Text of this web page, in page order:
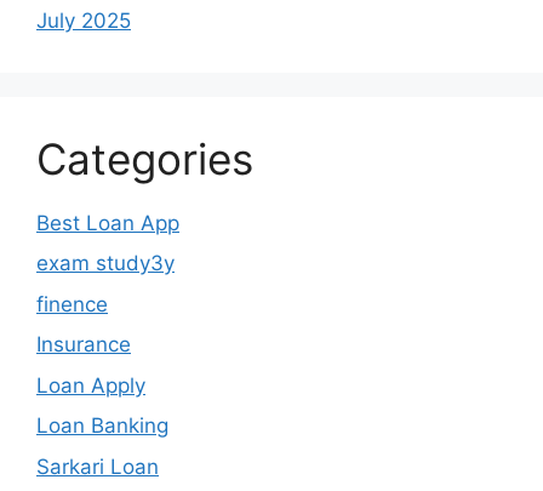
July 2025
Categories
Best Loan App
exam study3y
finence
Insurance
Loan Apply
Loan Banking
Sarkari Loan